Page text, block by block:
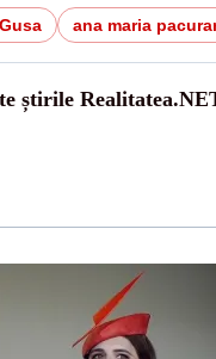
ana maria
știrile